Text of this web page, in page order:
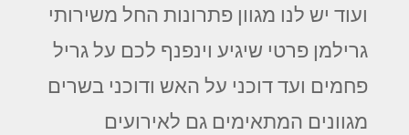
ועוד יש לנו מגוון פתרונות החל משירותי
גרילמן פרטי שיגיע וינפנף לכם על גריל
פחמים ועד דוכני על האש ודוכני בשרים
מגוונים המתאימים גם לאירועים